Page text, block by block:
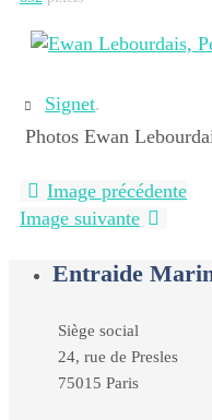
Signet.
Photos Ewan
Image précédente
Image suivante
Entraide
Siège social
24, rue de Presles
75015 Paris